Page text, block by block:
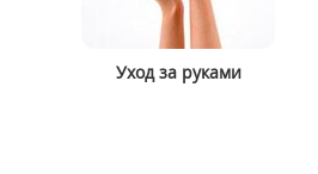
Уход за руками